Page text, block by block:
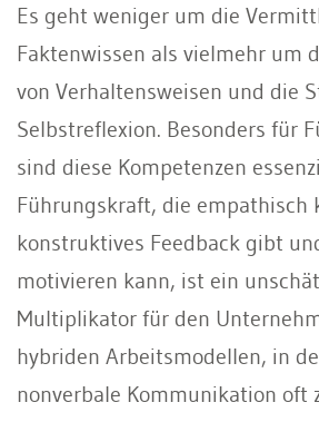
Es geht weniger um die
Faktenwissen als vielmehr um
von Verhaltensweisen und die
Selbstreflexion. Besonders für
sind diese Kompetenzen
Führungskraft, die empathisch
konstruktives Feedback gibt
motivieren kann, ist ein
Multiplikator für den
hybriden Arbeitsmodellen, in
nonverbale Kommunikation oft